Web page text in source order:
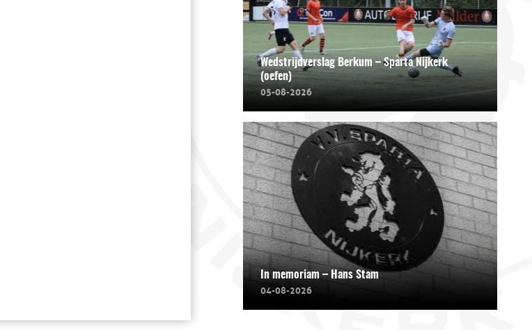
Wedstrijdverslag Berkum – Sparta Nijkerk
(oefen)
05-08-2026
In memoriam – Hans Stam
04-08-2026